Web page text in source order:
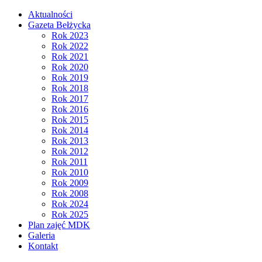
Aktualności
Gazeta Bełżycka
Rok 2023
Rok 2022
Rok 2021
Rok 2020
Rok 2019
Rok 2018
Rok 2017
Rok 2016
Rok 2015
Rok 2014
Rok 2013
Rok 2012
Rok 2011
Rok 2010
Rok 2009
Rok 2008
Rok 2024
Rok 2025
Plan zajęć MDK
Galeria
Kontakt